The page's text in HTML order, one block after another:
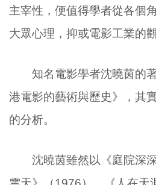
主宰性，便值得學者從各個
大眾心理，抑或電影工業的觀
知名電影學者沈曉茵的著
港電影的藝術與歷史》，其
的分析。
沈曉茵雖然以《庭院深深